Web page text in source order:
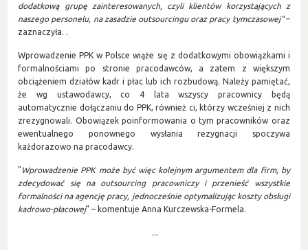
dodatkową grupę zainteresowanych, czyli klientów korzystających z
naszego personelu, na zasadzie outsourcingu oraz pracy tymczasowej"–
zaznaczyła. .
Wprowadzenie PPK w Polsce wiąże się z dodatkowymi obowiązkami i
formalnościami po stronie pracodawców, a zatem z większym
obciążeniem działów kadr i płac lub ich rozbudową. Należy pamiętać,
że wg ustawodawcy, co 4 lata wszyscy pracownicy będą
automatycznie dołączaniu do PPK, również ci, którzy wcześniej z nich
zrezygnowali. Obowiązek poinformowania o tym pracowników oraz
ewentualnego ponownego wysłania rezygnacji spoczywa
każdorazowo na pracodawcy.
" Wprowadzenie PPK może być więc kolejnym argumentem dla firm, by
zdecydować się na outsourcing pracowniczy i przenieść wszystkie
formalności na agencję pracy, jednocześnie optymalizując koszty obsługi
kadrowo-płacowej" – komentuje Anna Kurczewska-Formela.
...